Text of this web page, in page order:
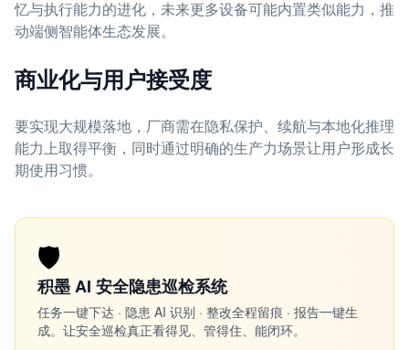
忆与执行能力的进化，未来更多设备可能内置类似能力，推
动端侧智能体生态发展。
商业化与用户接受度
要实现大规模落地，厂商需在隐私保护、续航与本地化推理
能力上取得平衡，同时通过明确的生产力场景让用户形成长
期使用习惯。
🛡️
积墨 AI 安全隐患巡检系统
任务一键下达 · 隐患 AI 识别 · 整改全程留痕 · 报告一键生
成。让安全巡检真正看得见、管得住、能闭环。